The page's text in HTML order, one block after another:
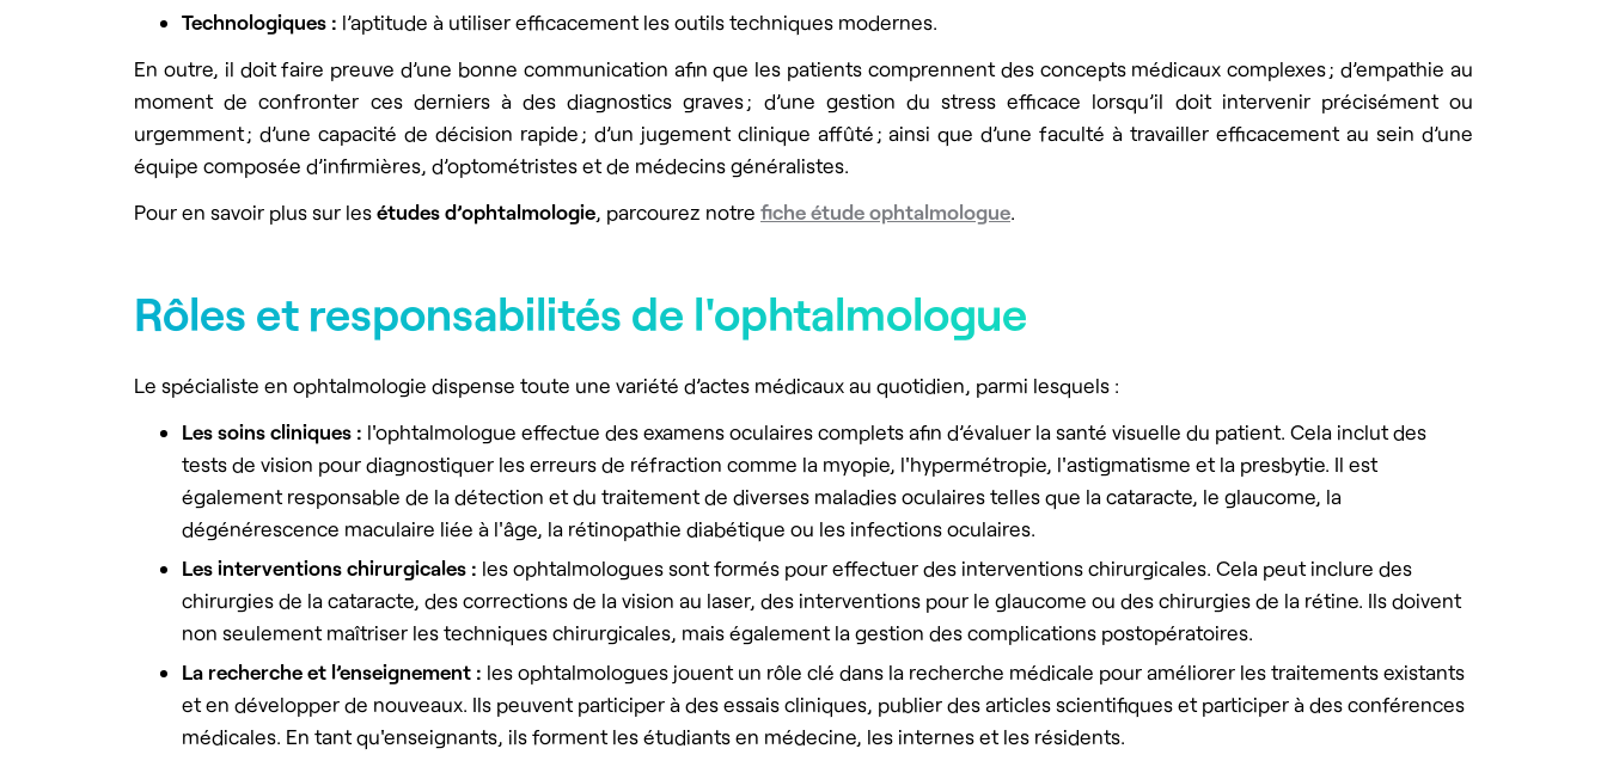
Technologiques : l’aptitude à utiliser efficacement les outils techniques modernes.
En outre, il doit faire preuve d’une bonne communication afin que les patients comprennent des concepts médicaux complexes ; d’empathie au
moment de confronter ces derniers à des diagnostics graves ; d’une gestion du stress efficace lorsqu’il doit intervenir précisément ou
urgemment ; d’une capacité de décision rapide ; d’un jugement clinique affûté ; ainsi que d’une faculté à travailler efficacement au sein d’une
équipe composée d’infirmières, d’optométristes et de médecins généralistes.
Pour en savoir plus sur les études d’ophtalmologie , parcourez notre fiche étude ophtalmologue
Rôles et responsabilités de l'ophtalmologue
Le spécialiste en ophtalmologie dispense toute une variété d’actes médicaux au quotidien, parmi lesquels :
Les soins cliniques : l'ophtalmologue effectue des examens oculaires complets afin d’évaluer la santé visuelle du patient. Cela inclut des
tests de vision pour diagnostiquer les erreurs de réfraction comme la myopie, l'hypermétropie, l'astigmatisme et la presbytie. Il est
également responsable de la détection et du traitement de diverses maladies oculaires telles que la cataracte, le glaucome, la
dégénérescence maculaire liée à l'âge, la rétinopathie diabétique ou les infections oculaires.
Les interventions chirurgicales : les ophtalmologues sont formés pour effectuer des interventions chirurgicales. Cela peut inclure des
chirurgies de la cataracte, des corrections de la vision au laser, des interventions pour le glaucome ou des chirurgies de la rétine. Ils doivent
non seulement maîtriser les techniques chirurgicales, mais également la gestion des complications postopératoires.
La recherche et l’enseignement : les ophtalmologues jouent un rôle clé dans la recherche médicale pour améliorer les traitements existants
et en développer de nouveaux. Ils peuvent participer à des essais cliniques, publier des articles scientifiques et participer à des conférences
médicales. En tant qu'enseignants, ils forment les étudiants en médecine, les internes et les résidents.